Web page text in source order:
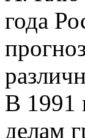
года
В 1991
делам